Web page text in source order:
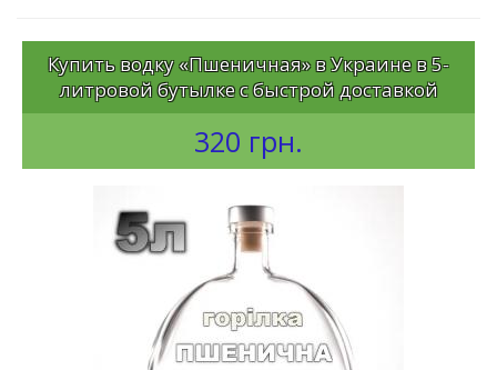
Купить водку «Пшеничная» в Украине в 5-
литровой бутылке с быстрой доставкой
320 грн.